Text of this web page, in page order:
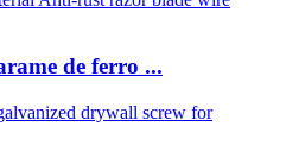
de ferro ...